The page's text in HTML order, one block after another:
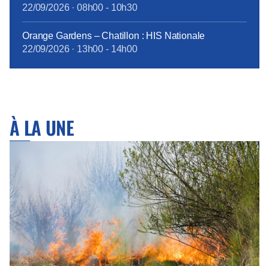
22/09/2026· 08h00 - 10h30
Orange Gardens – Chatillon : HIS Nationale
22/09/2026· 13h00 - 14h00
À LA UNE